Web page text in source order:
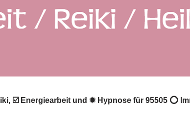
☑️ Energiearbeit und ✹ Hypnose für 95505 ⭕